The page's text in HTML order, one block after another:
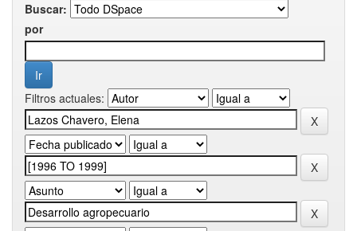
Buscar:
por
Filtros actuales: